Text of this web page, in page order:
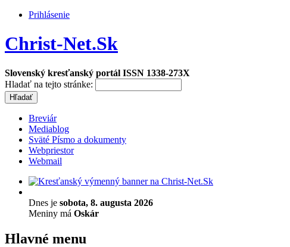
Prihlásenie
Christ-Net.Sk
Slovenský kresťanský portál ISSN 1338-273X
Hladať na tejto stránke:
Breviár
Mediablog
Sväté Písmo a dokumenty
Webpriestor
Webmail
Dnes je sobota, 8. augusta 2026
Meniny má Oskár
Hlavné menu